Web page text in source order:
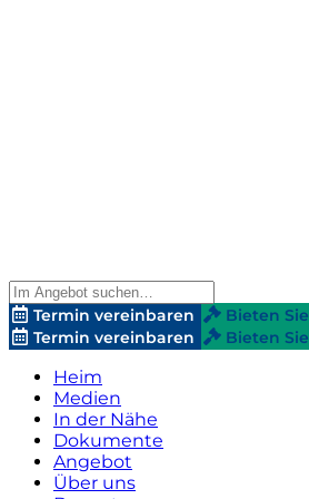
Termin vereinbaren Bieten
Termin vereinbaren
Bieten
Heim
Medien
In der Nähe
Dokumente
Angebot
Über uns